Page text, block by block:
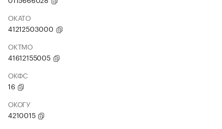
ОКАТО
41212503000
ОКТМО
41612155005
ОКФС
16
ОКОГУ
4210015